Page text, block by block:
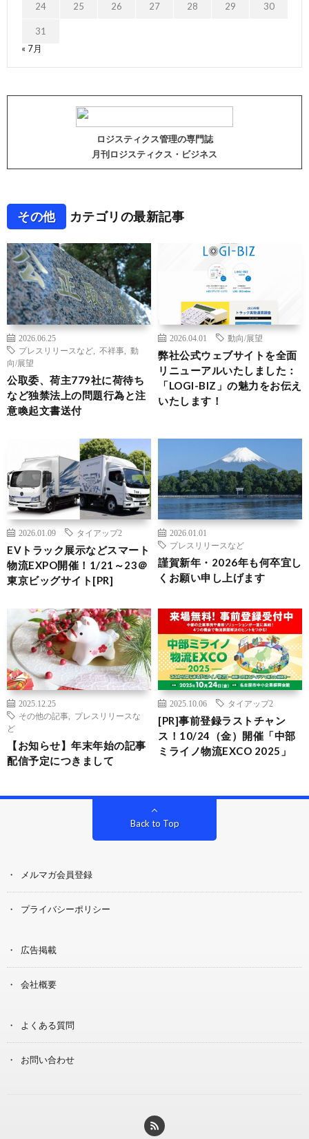
24 25 26 27 28 29 30
31
« 7月
ロジスティクス管理の専門誌
月刊ロジスティクス・ビジネス
その他 カテゴリの最新記事
2026.06.25
プレスリリースなど
不祥事
動
向/展望
公取委、荷主779社に荷待ち
など独禁法上の問題行為と注
意喚起文書送付
2026.04.01 動向/展望
弊社公式ウェブサイトを全面
リニューアルいたしました：
「LOGI-BIZ」の魅力をお伝え
いたします！
2026.01.09 タイアップ2
EVトラック展示などスマート
物流EXPO開催！1/21～23＠
東京ビッグサイト[PR]
2026.01.01
プレスリリースなど
謹賀新年・2026年も何卒宜し
くお願い申し上げます
2025.12.25
その他の記事
プレスリリースな
ど
【お知らせ】年末年始の記事
配信予定につきまして
2025.10.06 タイアップ2
[PR]事前登録ラストチャン
ス！10/24（金）開催「中部
ミライノ物流EXCO 2025」
Back to Top
メルマガ会員登録
プライバシーポリシー
広告掲載
会社概要
よくある質問
お問い合わせ